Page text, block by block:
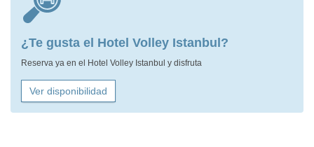
¿Te gusta el Hotel Volley Istanbul?
Reserva ya en el Hotel Volley Istanbul y disfruta
Ver disponibilidad